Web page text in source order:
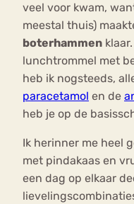
veel voor kwam,
meestal thuis)
boterhammen
lunchtrommel met
heb ik nogsteeds,
paracetamol en de
heb je op de
Ik herinner me heel
met pindakaas en
een dag op elkaar